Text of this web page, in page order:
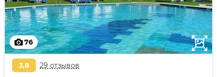
76
3,8 29 отзывов